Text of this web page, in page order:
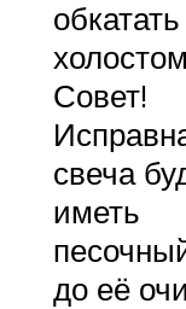
Совет!
свеча
иметь
до её